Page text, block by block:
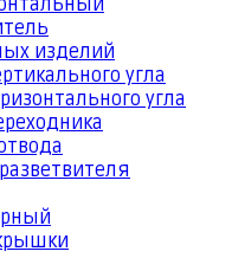
изделий
угла
угла